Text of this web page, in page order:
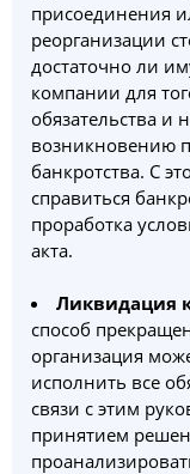
присоединения
реорганизации
достаточно ли
компании для
обязательства и
возникновению
банкротства. С
справиться
проработка
акта.
Ликвидация
способ
организация
исполнить все
связи с этим
принятием